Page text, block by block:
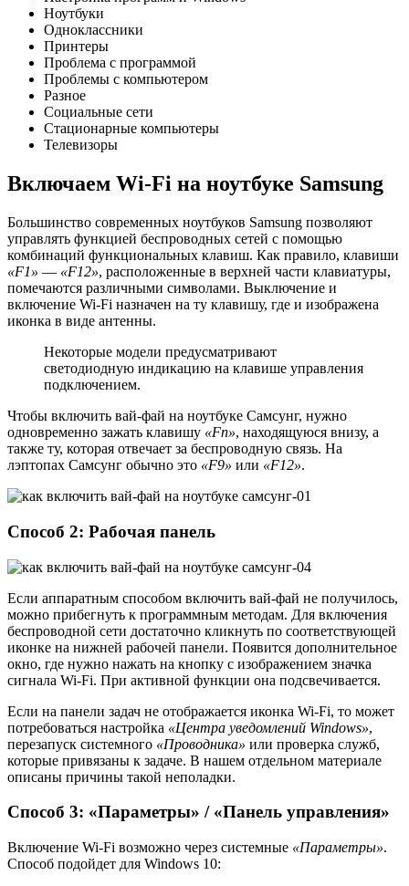
Ноутбуки
Одноклассники
Принтеры
Проблема с программой
Проблемы с компьютером
Разное
Социальные сети
Стационарные компьютеры
Телевизоры
Включаем Wi-Fi на ноутбуке Samsung
Большинство современных ноутбуков Samsung позволяют
управлять функцией беспроводных сетей с помощью
комбинаций функциональных клавиш. Как правило, клавиши
«F1» — «F12», расположенные в верхней части клавиатуры,
помечаются различными символами. Выключение и
включение Wi-Fi назначен на ту клавишу, где и изображена
иконка в виде антенны.
Некоторые модели предусматривают
светодиодную индикацию на клавише управления
подключением.
Чтобы включить вай-фай на ноутбуке Самсунг, нужно
одновременно зажать клавишу «Fn», находящуюся внизу, а
также ту, которая отвечает за беспроводную связь. На
лэптопах Самсунг обычно это «F9» или «F12».
Способ 2: Рабочая панель
Если аппаратным способом включить вай-фай не получилось,
можно прибегнуть к программным методам. Для включения
беспроводной сети достаточно кликнуть по соответствующей
иконке на нижней рабочей панели. Появится дополнительное
окно, где нужно нажать на кнопку с изображением значка
сигнала Wi-Fi. При активной функции она подсвечивается.
Если на панели задач не отображается иконка Wi-Fi, то может
потребоваться настройка «Центра уведомлений Windows»,
перезапуск системного «Проводника» или проверка служб,
которые привязаны к задаче. В нашем отдельном материале
описаны причины такой неполадки.
Способ 3: «Параметры» / «Панель управления»
Включение Wi-Fi возможно через системные «Параметры».
Способ подойдет для Windows 10: